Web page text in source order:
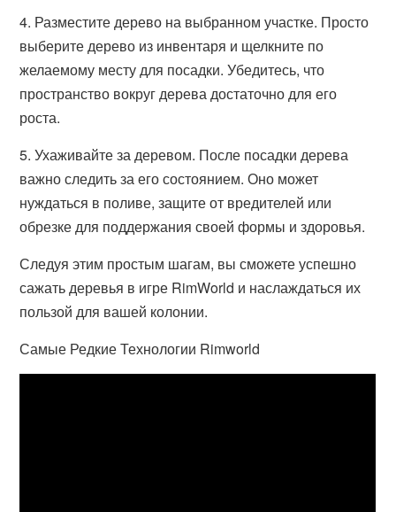
4. Разместите дерево на выбранном участке. Просто
выберите дерево из инвентаря и щелкните по
желаемому месту для посадки. Убедитесь, что
пространство вокруг дерева достаточно для его
роста.
5. Ухаживайте за деревом. После посадки дерева
важно следить за его состоянием. Оно может
нуждаться в поливе, защите от вредителей или
обрезке для поддержания своей формы и здоровья.
Следуя этим простым шагам, вы сможете успешно
сажать деревья в игре RimWorld и наслаждаться их
пользой для вашей колонии.
Самые Редкие Технологии Rimworld